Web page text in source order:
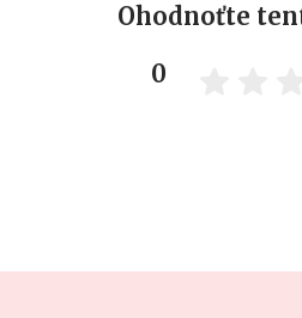
Ohodnoťte
0